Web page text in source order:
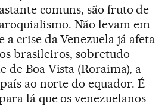
comuns, são fruto de
Não levam em
a crise da Venezuela já afeta
brasileiros, sobretudo
de Boa Vista (Roraima), a
ao norte do equador. É
lá que os venezuelanos